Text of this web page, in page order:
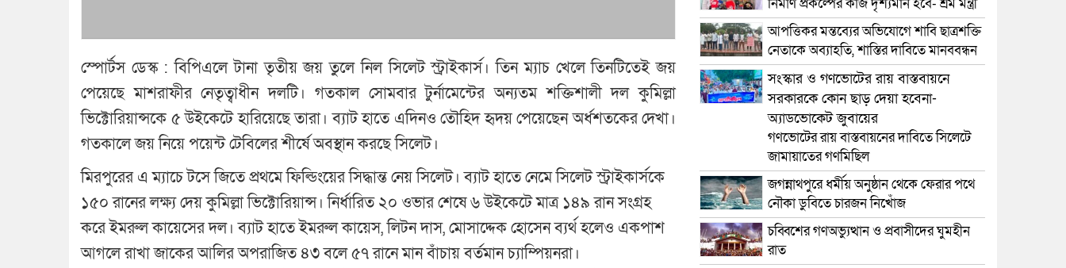
স্পোর্টস ডেস্ক : বিপিএলে টানা তৃতীয় জয় তুলে নিল সিলেট স্ট্রাইকার্স। তিন ম্যাচ খেলে তিনটিতেই জয়
পেয়েছে মাশরাফীর নেতৃত্বাধীন দলটি। গতকাল সোমবার টুর্নামেন্টের অন্যতম শক্তিশালী দল কুমিল্লা
ভিক্টোরিয়ান্সকে ৫ উইকেটে হারিয়েছে তারা। ব্যাট হাতে এদিনও তৌহিদ হৃদয় পেয়েছেন অর্ধশতকের দেখা।
গতকালে জয় নিয়ে পয়েন্ট টেবিলের শীর্ষে অবস্থান করছে সিলেট।
মিরপুরের এ ম্যাচে টসে জিতে প্রথমে ফিল্ডিংয়ের সিদ্ধান্ত নেয় সিলেট। ব্যাট হাতে নেমে সিলেট স্ট্রাইকার্সকে
১৫০ রানের লক্ষ্য দেয় কুমিল্লা ভিক্টোরিয়ান্স। নির্ধারিত ২০ ওভার শেষে ৬ উইকেটে মাত্র ১৪৯ রান সংগ্রহ
করে ইমরুল কায়েসের দল। ব্যাট হাতে ইমরুল কায়েস, লিটন দাস, মোসাদ্দেক হোসেন ব্যর্থ হলেও একপাশ
আগলে রাখা জাকের আলির অপরাজিত ৪৩ বলে ৫৭ রানে মান বাঁচায় বর্তমান চ্যাম্পিয়নরা।
আপত্তিকর মন্তব্যের অভিযোগে শাবি ছাত্রশক্তি
নেতাকে অব্যাহতি, শাস্তির দাবিতে মানববন্ধন
সংস্কার ও গণভোটের রায় বাস্তবায়নে
সরকারকে কোন ছাড় দেয়া হবেনা-
অ্যাডভোকেট জুবায়ের
গণভোটের রায় বাস্তবায়নের দাবিতে সিলেটে
জামায়াতের গণমিছিল
জগন্নাথপুরে ধর্মীয় অনুষ্ঠান থেকে ফেরার পথে
নৌকা ডুবিতে চারজন নিখোঁজ
চব্বিশের গণঅভ্যুত্থান ও প্রবাসীদের ঘুমহীন
রাত